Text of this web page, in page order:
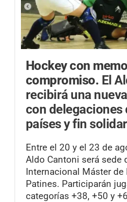
Hockey con
compromiso. El
recibirá una
con delegaciones
países y fin
Entre el 20 y el 23 de
Aldo Cantoni será sede
Internacional Máster de
Patines. Participarán
categorías +38, +50 y